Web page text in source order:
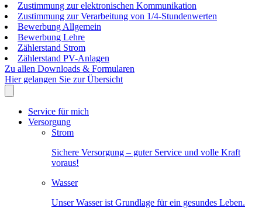
Zustimmung zur elektronischen Kommunikation
Zustimmung zur Verarbeitung von 1/4-Stundenwerten
Bewerbung Allgemein
Bewerbung Lehre
Zählerstand Strom
Zählerstand PV-Anlagen
Zu allen Downloads & Formularen
Hier gelangen Sie zur Übersicht
Service für mich
Versorgung
Strom
Sichere Versorgung – guter Service und volle Kraft
voraus!
Wasser
Unser Wasser ist Grundlage für ein gesundes Leben.